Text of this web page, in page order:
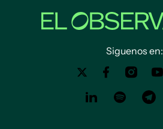
Siguenos en: